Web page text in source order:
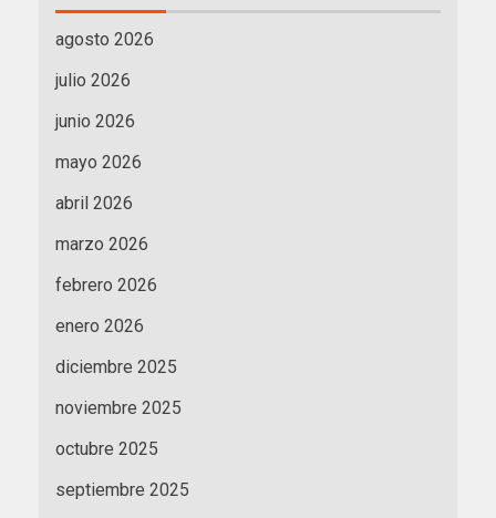
agosto 2026
julio 2026
junio 2026
mayo 2026
abril 2026
marzo 2026
febrero 2026
enero 2026
diciembre 2025
noviembre 2025
octubre 2025
septiembre 2025